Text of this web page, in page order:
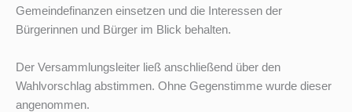
Gemeindefinanzen einsetzen und die Interessen der
Bürgerinnen und Bürger im Blick behalten.
Der Versammlungsleiter ließ anschließend über den
Wahlvorschlag abstimmen. Ohne Gegenstimme wurde dieser
angenommen.